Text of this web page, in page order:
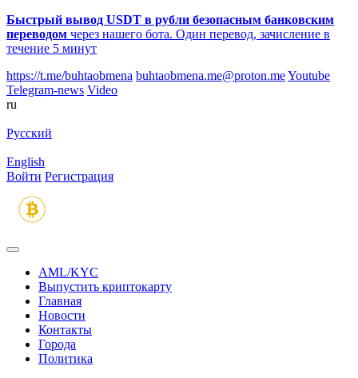
Быстрый вывод USDT в рубли безопасным банковским
переводом через нашего бота. Один перевод, зачисление в
течение 5 минут
https://t.me/buhtaobmena buhtaobmena.me@proton.meYoutube
Telegram-news Video
ru
Русский
English
Войти Регистрация
AML/KYC
Выпустить криптокарту
Главная
Новости
Контакты
Города
Политика